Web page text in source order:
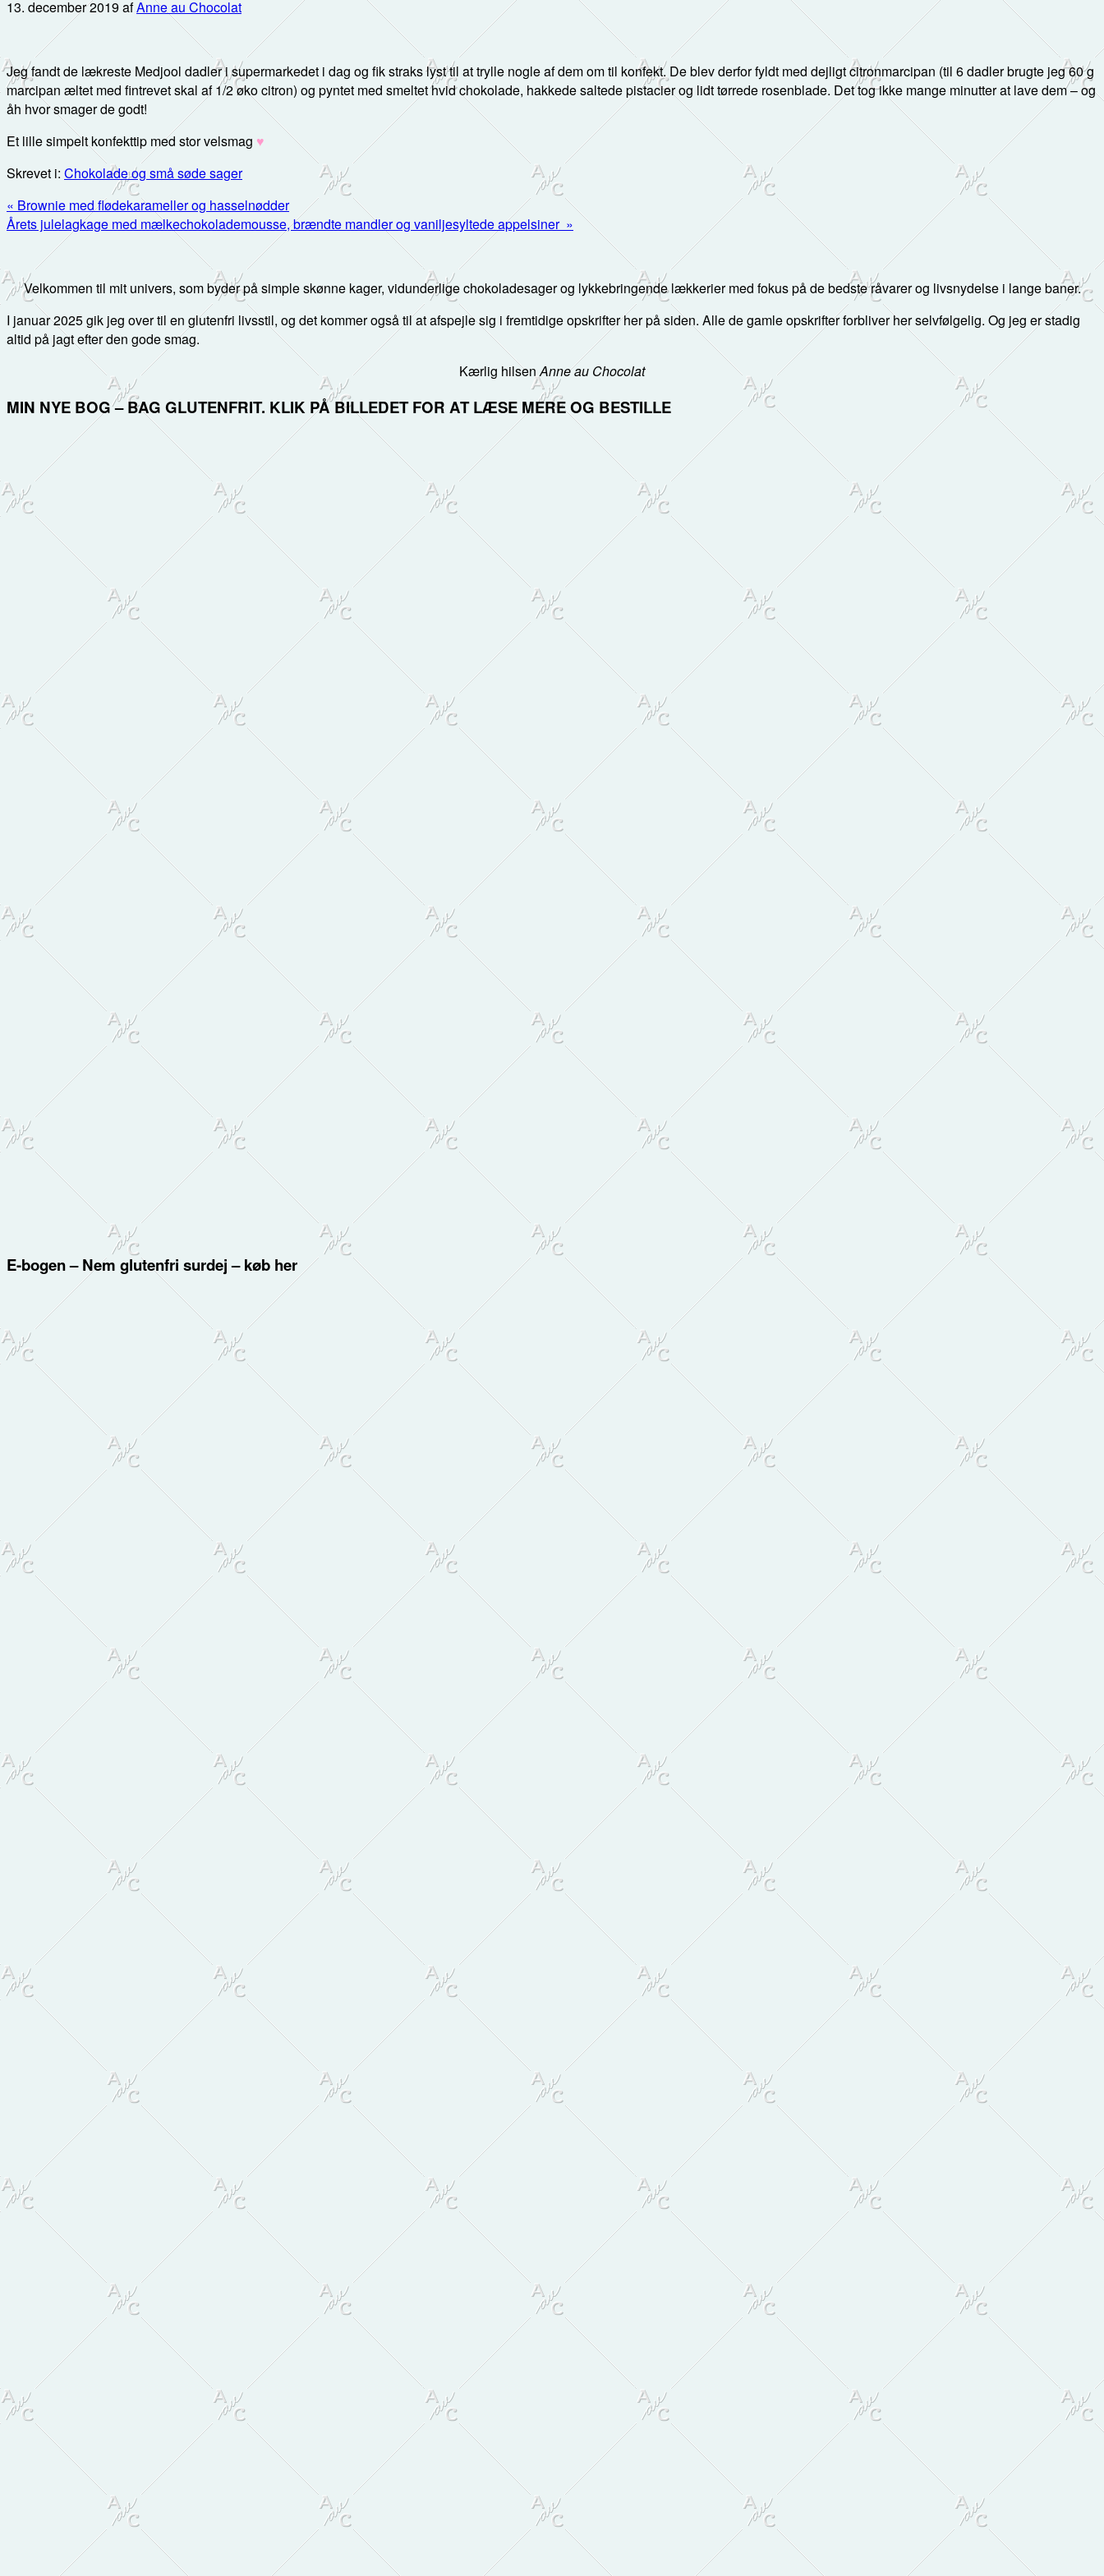
13. december 2019afAnne au Chocolat
Jeg fandt de lækreste Medjool dadler i supermarkedet i dag og fik straks lyst til at trylle nogle af dem om til konfekt. De blev derfor fyldt med dejligt citronmarcipan (til 6 dadler brugte jeg 60 g
marcipan æltet med fintrevet skal af 1/2 øko citron) og pyntet med smeltet hvid chokolade, hakkede saltede pistacier og lidt tørrede rosenblade. Det tog ikke mange minutter at lave dem – og
åh hvor smager de godt!
Et lille simpelt konfekttip med stor velsmag ♥
Skrevet i: Chokolade og små søde sager
Previous
Post:
« Brownie med flødekarameller og hasselnødder
Next
Årets julelagkage med mælkechokolademousse, brændte mandler og vaniljesyltede appelsiner »
Primær
Sidebar
Velkommen til mit univers, som byder på simple skønne kager, vidunderlige chokoladesager og lykkebringende lækkerier med fokus på de bedste råvarer og livsnydelse i lange baner.
I januar 2025 gik jeg over til en glutenfri livsstil, og det kommer også til at afspejle sig i fremtidige opskrifter her på siden. Alle de gamle opskrifter forbliver her selvfølgelig. Og jeg er stadig
altid på jagt efter den gode smag.
Kærlig hilsenAnne au Chocolat
MIN NYE BOG – BAG GLUTENFRIT. KLIK PÅ BILLEDET FOR AT LÆSE MERE OG BESTILLE
E-bogen – Nem glutenfri surdej – køb her